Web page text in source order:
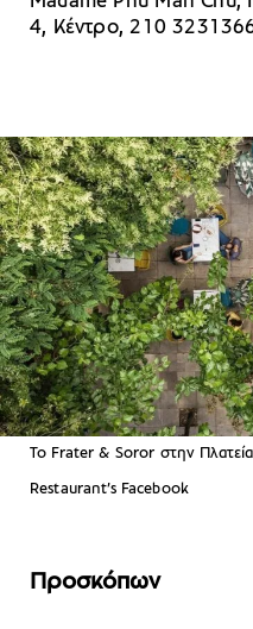
4, Κέντρο, 210
To Frater & Soror στην
Restaurant’s Facebook
Προσκόπων